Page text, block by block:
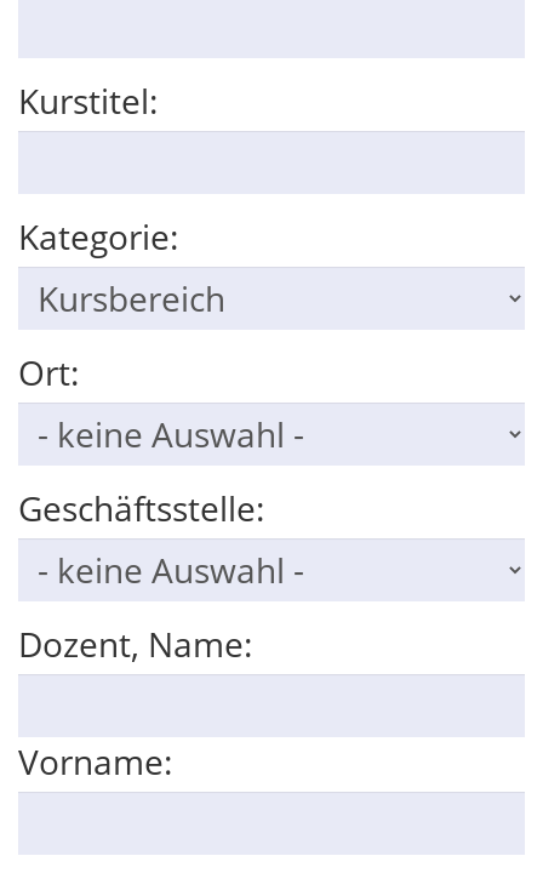
Kurstitel:
Kategorie:
Ort:
Geschäftsstelle:
Dozent, Name:
Vorname: